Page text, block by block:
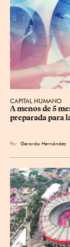
CAPITAL HUMANO
A menos de 5
preparada para
Por Gerardo Hernández